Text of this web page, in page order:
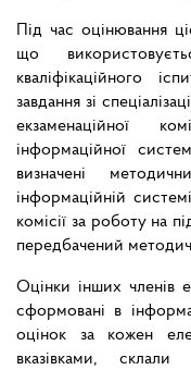
Під час оцінювання
що
кваліфікаційного
завдання зі
екзаменаційної
інформаційної
визначені
інформаційній
комісії за роботу на
передбачений
Оцінки інших членів
сформовані в
оцінок за кожен
вказівками,